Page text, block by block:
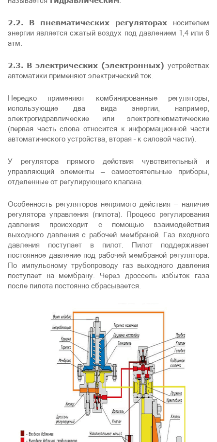
2.2. В пневматических регуляторах носителем
энергии является сжатый воздух под давлением 1,4 или 6
атм.
2.3. В электрических (электронных) устройствах
автоматики применяют электрический ток.
Нередко применяют комбинированные регуляторы,
использующие два вида энергии, например,
электрогидравлические или электропневматические
(первая часть слова относится к информационной части
автоматического устройства, вторая – к силовой части).
У регулятора прямого действия чувствительный и
управляющий элементы — самостоятельные приборы,
отделенные от регулирующего клапана.
Особенность регуляторов непрямого действия — наличие
регулятора управления (пилота). Процесс регулирования
давления происходит с помощью взаимодействия
выходного давления с рабочей мембраной. Газ входного
давления поступает в пилот. Пилот поддерживает
постоянное давление под рабочей мембраной регулятора.
По импульсному трубопроводу газ выходного давления
поступает на мембрану. Через дроссель избыток газа
после пилота постоянно сбрасывается.